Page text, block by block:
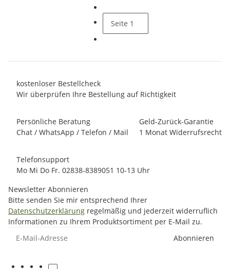
Seite 1
kostenloser Bestellcheck
Wir überprüfen Ihre Bestellung auf Richtigkeit
Persönliche Beratung
Chat / WhatsApp / Telefon / Mail
Geld-Zurück-Garantie
1 Monat Widerrufsrecht
Telefonsupport
Mo Mi Do Fr. 02838-8389051 10-13 Uhr
Newsletter Abonnieren
Bitte senden Sie mir entsprechend Ihrer
Datenschutzerklärung regelmäßig und jederzeit widerruflich
Informationen zu Ihrem Produktsortiment per E-Mail zu.
Abonnieren